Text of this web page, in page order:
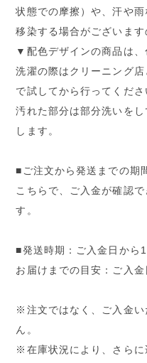
状態での摩擦）や、汗や
移染する場合がございます
▼配色デザインの商品は、
洗濯の際はクリーニング
で試してから行ってくださ
汚れた部分は部分洗いを
します。
■ご注文から発送までの期
こちらで、ご入金が確認
す。
■発送時期：ご入金日から
お届けまでの目安：ご入
※注文ではなく、ご入金
ん。
※在庫状況により、さらに